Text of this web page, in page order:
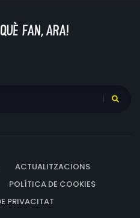
ACTUALITZACIONS
POLÍTICA DE COOKIES
PRIVACITAT